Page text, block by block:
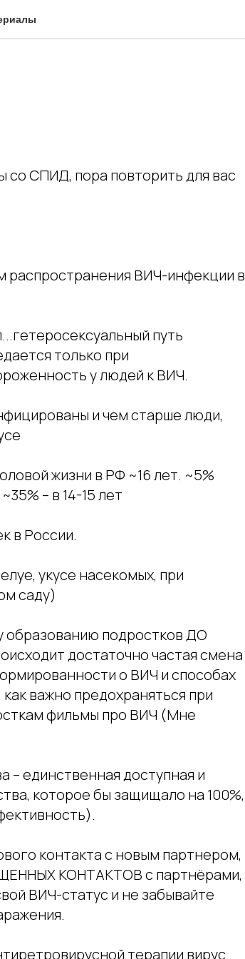
со СПИД, пора повторить для вас
ВИЧ-инфекции в
путь
только при
у людей к ВИЧ.
и чем старше люди,
жизни в РФ ~16 лет. ~5%
– в 14-15 лет
в России.
укусе насекомых, при
саду)
образованию подростков ДО
достаточно частая смена
о ВИЧ и способах
важно предохраняться при
фильмы про ВИЧ (Мне
– единственная доступная и
которое бы защищало на 100%,
контакта с новым партнером,
КОНТАКТОВ с партнёрами,
ВИЧ-статус и не забывайте
терапии вирус